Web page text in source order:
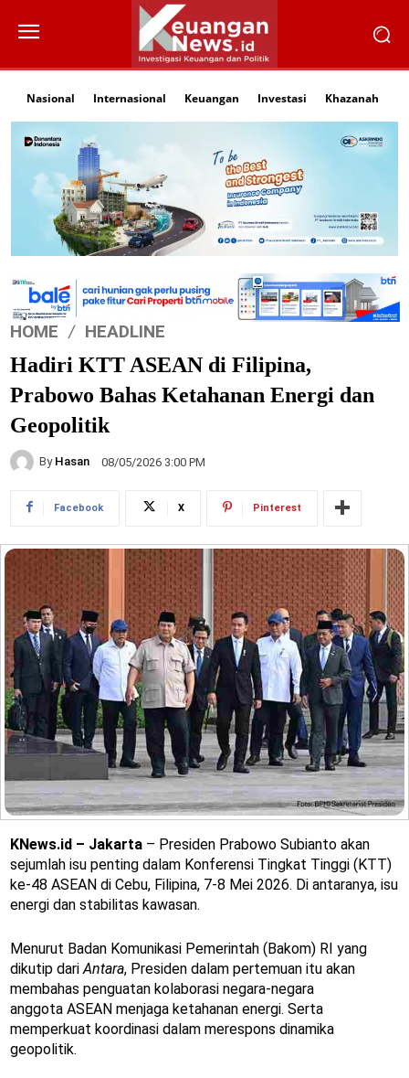
Nasional Internasional Keuangan Investasi Khazanah
HOME HEADLINE
Hadiri KTT ASEAN di Filipina,
Prabowo Bahas Ketahanan Energi dan
Geopolitik
By Hasan 08/05/2026 3:00 PM
Facebook X Pinterest
KNews.id – Jakarta – Presiden Prabowo Subianto akan
sejumlah isu penting dalam Konferensi Tingkat Tinggi (KTT)
ke-48 ASEAN di Cebu, Filipina, 7-8 Mei 2026. Di antaranya, isu
energi dan stabilitas kawasan.
Menurut Badan Komunikasi Pemerintah (Bakom) RI yang
dikutip dari Antara, Presiden dalam pertemuan itu akan
membahas penguatan kolaborasi negara-negara
anggota ASEAN menjaga ketahanan energi. Serta
memperkuat koordinasi dalam merespons dinamika
geopolitik.